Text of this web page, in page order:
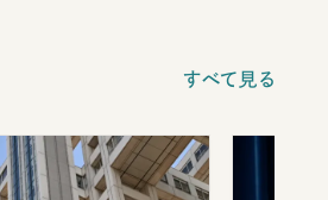
すべて見る